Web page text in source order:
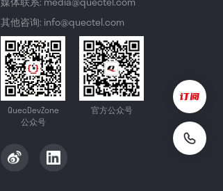
其他咨询: info@quectel.com
QuecDevZone
公众号
官方公众号